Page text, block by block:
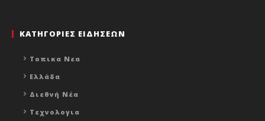
ΚΑΤΗΓΟΡΙΕΣ ΕΙΔΗΣΕΩΝ
Τοπικα Νεα
Ελλάδα
Διεθνή Νέα
Τεχνολογια